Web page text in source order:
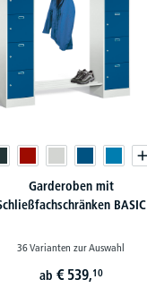
Garderoben mit
BASIC
36 Varianten zur Auswahl
ab € 539,10